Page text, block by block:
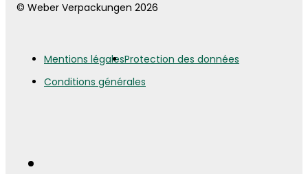
© Weber Verpackungen 2026
Mentions légalesProtection des données
Conditions générales